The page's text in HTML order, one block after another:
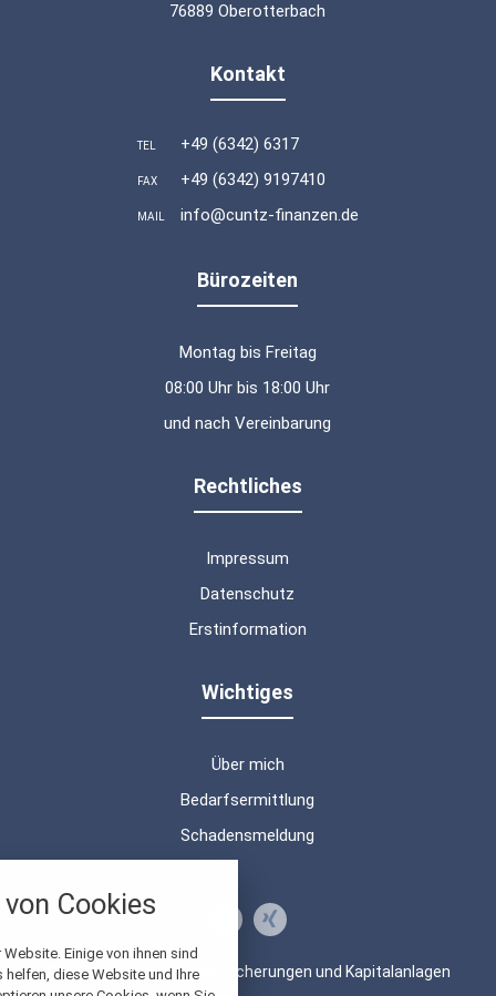
76889 Oberotterbach
Kontakt
TEL +49 (6342) 6317
FAX +49 (6342) 9197410
MAIL info@cuntz-finanzen.de
Bürozeiten
Montag bis Freitag
08:00 Uhr bis 18:00 Uhr
und nach Vereinbarung
Rechtliches
Impressum
Datenschutz
Erstinformation
Wichtiges
Über mich
Bedarfsermittlung
Schadensmeldung
© 2026 Beratung von Versicherungen und Kapitalanlagen
Cookies
Einige von ihnen sind
diese Website und Ihre
alle verwendeten Cookies und
zu blockieren.